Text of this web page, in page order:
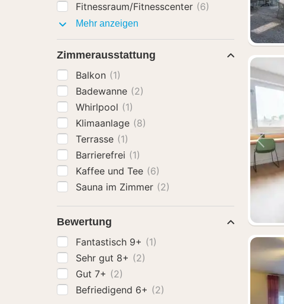
Fitnessraum/Fitnesscenter (6)
Mehr anzeigen
Zimmerausstattung
Balkon (1)
Badewanne (2)
Whirlpool (1)
Klimaanlage (8)
Terrasse (1)
Barrierefrei (1)
Kaffee und Tee (6)
Sauna im Zimmer (2)
Bewertung
Fantastisch 9+ (1)
Sehr gut 8+ (2)
Gut 7+ (2)
Befriedigend 6+ (2)